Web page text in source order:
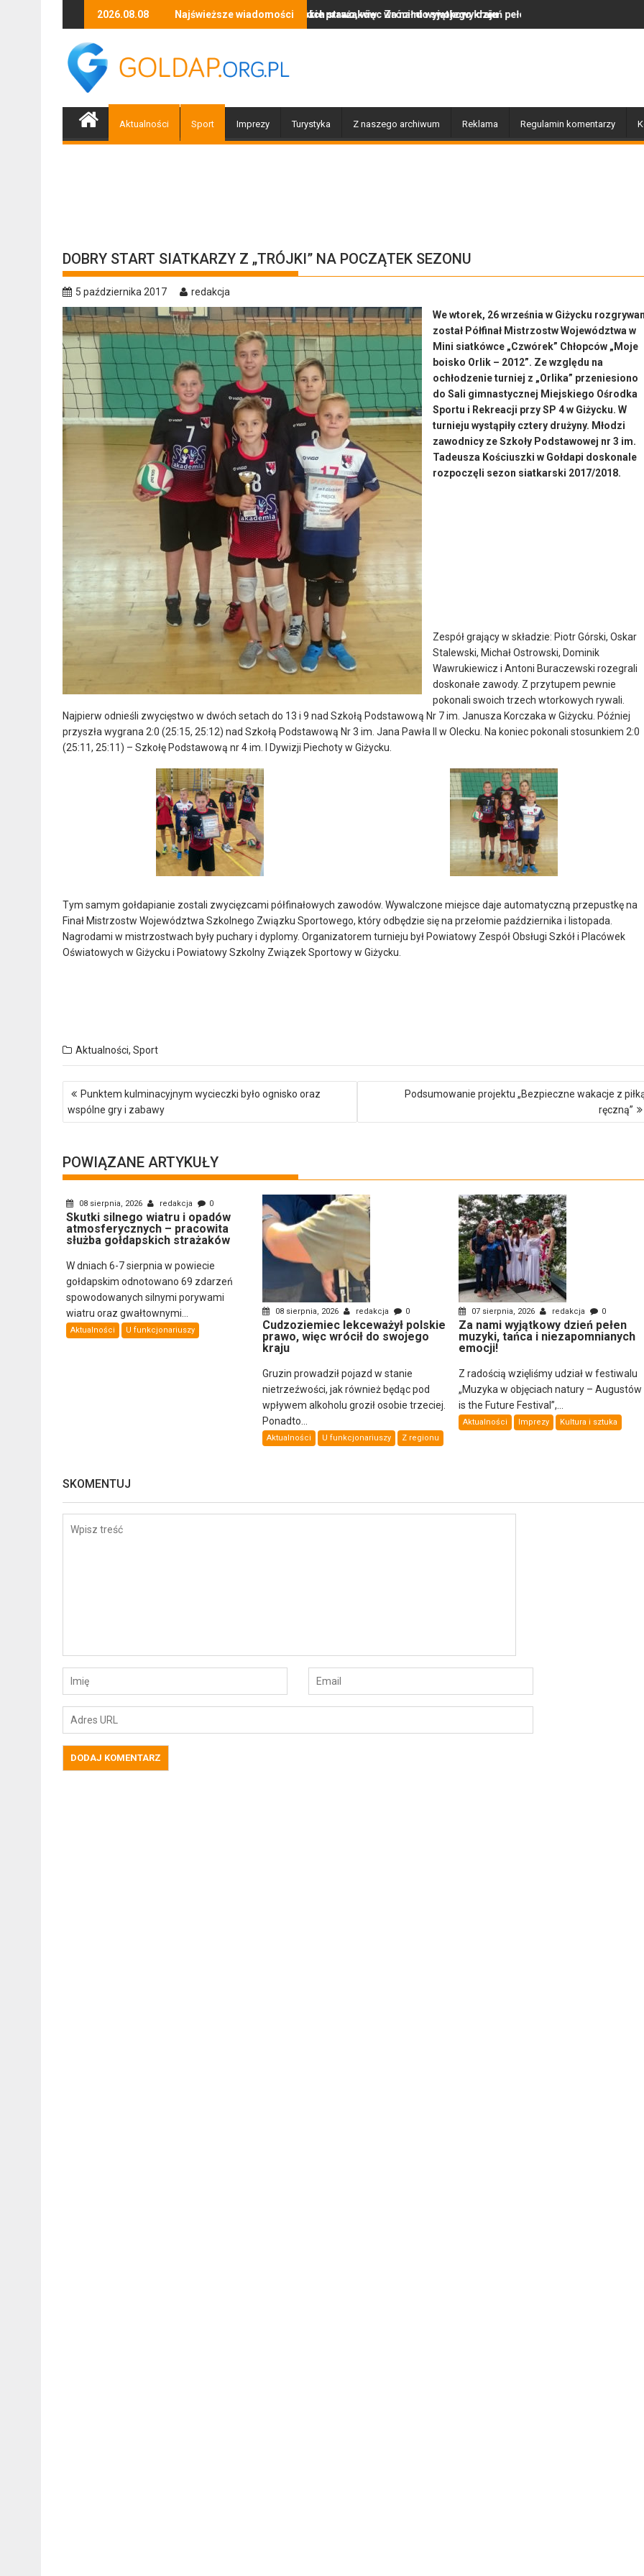
2026.08.08 Najświeższe wiadomości
– pracowita służba gołdapskich strażaków
Cudzoziemiec lekceważył polskie prawo, więc wrócił do swojego krajuZa nami wyjątkowy dzień pełen muzyki, tańca i niezapomnianych emocji!
Uwaga! Usuwamy drzewa
Aktualności Sport Imprezy Turystyka Z naszego archiwum Reklama Regulamin komentarzy
DOBRY START SIATKARZY Z „TRÓJKI” NA POCZĄTEK SEZONU
5 października 2017
redakcja
We wtorek, 26 września w Giżycku
został Półfinał Mistrzostw Województwa w
Mini siatkówce „Czwórek” Chłopców „Moje
boisko Orlik – 2012”. Ze względu na
ochłodzenie turniej z „Orlika” przeniesiono
do Sali gimnastycznej Miejskiego Ośrodka
Sportu i Rekreacji przy SP 4 w Giżycku. W
turnieju wystąpiły cztery drużyny. Młodzi
zawodnicy ze Szkoły Podstawowej nr 3 im.
Tadeusza Kościuszki w Gołdapi doskonale
rozpoczęli sezon siatkarski 2017/2018.
Zespół grający w składzie: Piotr Górski, Oskar
Stalewski, Michał Ostrowski, Dominik
Wawrukiewicz i Antoni Buraczewski rozegrali
doskonałe zawody. Z przytupem pewnie
pokonali swoich trzech wtorkowych rywali.
Najpierw odnieśli zwycięstwo w dwóch setach do 13 i 9 nad Szkołą Podstawową Nr 7 im. Janusza Korczaka w Giżycku. Później
przyszła wygrana 2:0 (25:15, 25:12) nad Szkołą Podstawową Nr 3 im. Jana Pawła II w Olecku. Na koniec pokonali stosunkiem 2:0
(25:11, 25:11) – Szkołę Podstawową nr 4 im. I Dywizji Piechoty w Giżycku.
Tym samym gołdapianie zostali zwycięzcami półfinałowych zawodów. Wywalczone miejsce daje automatyczną przepustkę na
Finał Mistrzostw Województwa Szkolnego Związku Sportowego, który odbędzie się na przełomie października i listopada.
Nagrodami w mistrzostwach były puchary i dyplomy. Organizatorem turnieju był Powiatowy Zespół Obsługi Szkół i Placówek
Oświatowych w Giżycku i Powiatowy Szkolny Związek Sportowy w Giżycku.
Aktualności, Sport
Nawigacja
wpisu
Punktem kulminacyjnym wycieczki było ognisko oraz
wspólne gry i zabawy
Podsumowanie projektu „Bezpieczne wakacje z
ręczną”
POWIĄZANE ARTYKUŁY
08 sierpnia, 2026 redakcja 0
Skutki silnego wiatru i opadów
atmosferycznych – pracowita
służba gołdapskich strażaków
W dniach 6-7 sierpnia w powiecie
gołdapskim odnotowano 69 zdarzeń
spowodowanych silnymi porywami
wiatru oraz gwałtownymi...
Aktualności U funkcjonariuszy
08 sierpnia, 2026 redakcja 0
Cudzoziemiec lekceważył polskie
prawo, więc wrócił do swojego
kraju
Gruzin prowadził pojazd w stanie
nietrzeźwości, jak również będąc pod
wpływem alkoholu groził osobie trzeciej.
Ponadto...
Aktualności U funkcjonariuszy Z regionu
07 sierpnia, 2026 redakcja 0
Za nami wyjątkowy dzień pełen
muzyki, tańca i niezapomnianych
emocji!
Z radością wzięliśmy udział w festiwalu
„Muzyka w objęciach natury – Augustów
is the Future Festival”,...
Aktualności Imprezy Kultura i sztuka
SKOMENTUJ